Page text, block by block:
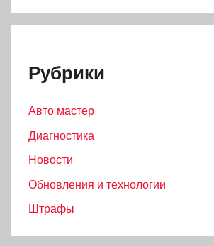
Рубрики
Авто мастер
Диагностика
Новости
Обновления и технологии
Штрафы